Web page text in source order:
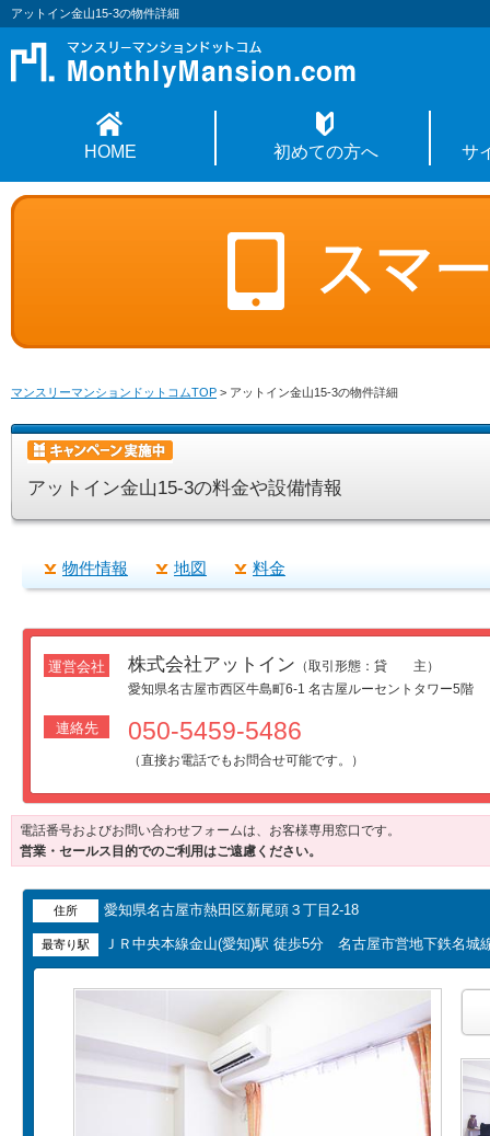
アットイン金山15-3の物件詳細
HOME 初めての方へ サ
マンスリーマンションドットコムTOP > アットイン金山15-3の物件詳細
アットイン金山15-3の料金や設備情報
物件情報 地図 料金
運営会社 株式会社アットイン （取引形態：貸 主）
愛知県名古屋市西区牛島町6-1 名古屋ルーセントタワー5階
連絡先 050-5459-5486
（直接お電話でもお問合せ可能です。）
電話番号およびお問い合わせフォームは、お客様専用窓口です。
営業・セールス目的でのご利用はご遠慮ください。
住所 愛知県名古屋市熱田区新尾頭３丁目2-18
最寄り駅 ＪＲ中央本線金山(愛知)駅 徒歩5分 名古屋市営地下鉄名